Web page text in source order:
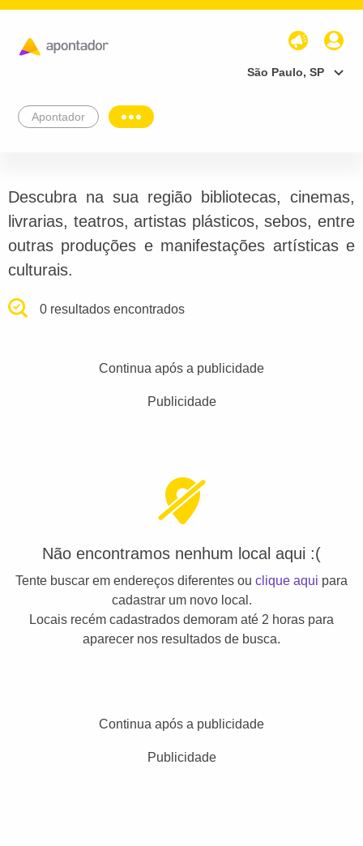
São Paulo, SP
Apontador
Descubra na sua região bibliotecas, cinemas,
livrarias, teatros, artistas plásticos, sebos, entre
outras produções e manifestações artísticas e
culturais.
0 resultados encontrados
Continua após a publicidade
Publicidade
Não encontramos nenhum local aqui :(
Tente buscar em endereços diferentes ou clique aqui para
cadastrar um novo local.
Locais recém cadastrados demoram até 2 horas para
aparecer nos resultados de busca.
Continua após a publicidade
Publicidade